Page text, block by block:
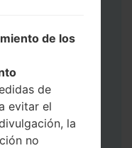
de los
de
evitar el
la
no